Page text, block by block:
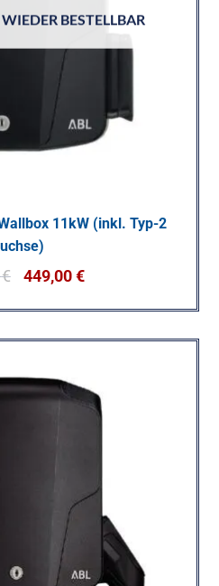
BESTELLBAR
11kW (inkl. Typ-2
€ 449,00€